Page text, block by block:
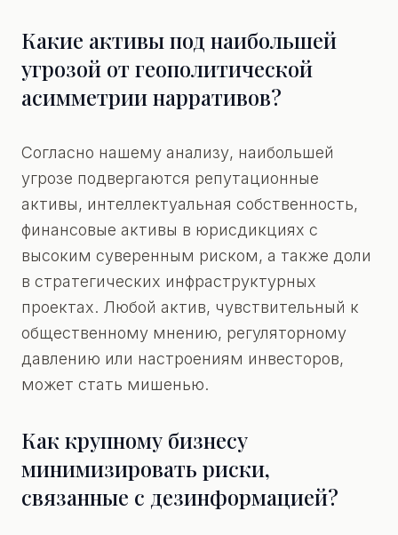
Какие активы под наибольшей
угрозой от геополитической
асимметрии нарративов?
Согласно нашему анализу, наибольшей
угрозе подвергаются репутационные
активы, интеллектуальная собственность,
финансовые активы в юрисдикциях с
высоким суверенным риском, а также доли
в стратегических инфраструктурных
проектах. Любой актив, чувствительный к
общественному мнению, регуляторному
давлению или настроениям инвесторов,
может стать мишенью.
Как крупному бизнесу
минимизировать риски,
связанные с дезинформацией?